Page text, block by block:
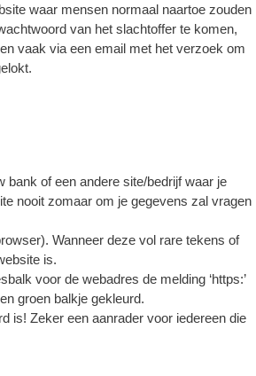
waar mensen normaal naartoe zouden
van het slachtoffer te komen,
vaak via een email met het verzoek om
bank of een andere site/bedrijf waar je
nooit zomaar om je gegevens zal vragen
Wanneer deze vol rare tekens of
is.
voor de webadres de melding ‘https:’
groen balkje gekleurd.
is! Zeker een aanrader voor iedereen die